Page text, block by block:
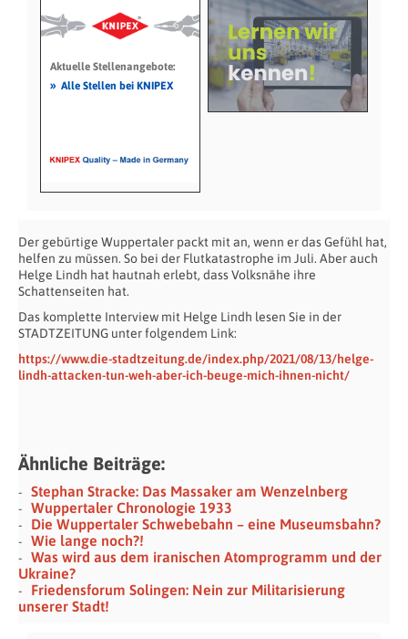
Aktuelle Stellenangebote:
» Alle Stellen bei KNIPEX
Der gebürtige Wuppertaler packt mit an, wenn er das Gefühl hat,
helfen zu müssen. So bei der Flutkatastrophe im Juli. Aber auch
Helge Lindh hat hautnah erlebt, dass Volksnähe ihre
Schattenseiten hat.
Das komplette Interview mit Helge Lindh lesen Sie in der
STADTZEITUNG unter folgendem Link:
https://www.die-stadtzeitung.de/index.php/2021/08/13/helge-
lindh-attacken-tun-weh-aber-ich-beuge-mich-ihnen-nicht/
Ähnliche Beiträge:
Stephan Stracke: Das Massaker am Wenzelnberg
Wuppertaler Chronologie 1933
Die Wuppertaler Schwebebahn – eine Museumsbahn?
Wie lange noch?!
Was wird aus dem iranischen Atomprogramm und der
Ukraine?
Friedensforum Solingen: Nein zur Militarisierung
unserer Stadt!